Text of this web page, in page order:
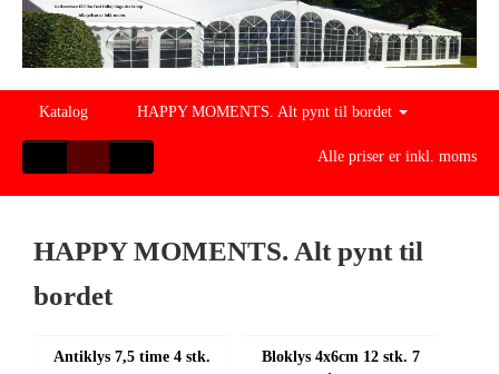
Katalog HAPPY MOMENTS. Alt pynt til bordet
Alle priser er inkl. moms
HAPPY MOMENTS. Alt pynt til
bordet
Antiklys 7,5 time 4 stk.
Bloklys 4x6cm 12 stk. 7